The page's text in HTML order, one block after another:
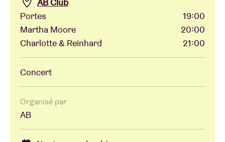
Chèque-concert
À propos de l'AB
Contact
Portes
19:00
Martha Moore
20:00
Charlotte & Reinhard
21:00
Concert
Organisé par
AB